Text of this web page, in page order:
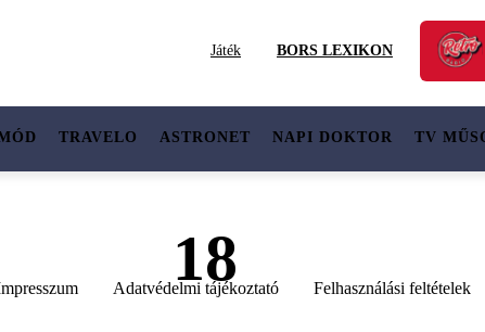
Játék BORS LEXIKON
TRAVELO ASTRONET NAPI DOKTOR TV
18
Adatvédelmi tájékoztató Felhasználási feltételek